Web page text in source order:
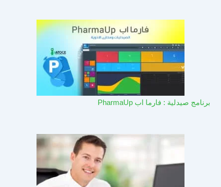
برنامج صيدلية : فارما اب PharmaUp​